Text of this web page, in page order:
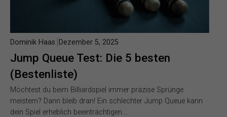
Jump Queue Test: Die 5 besten
(Bestenliste)
Dominik Haas Dezember 5, 2025
Möchtest du beim Billiardspiel immer präzise Sprünge
meistern? Dann bleib dran! Ein schlechter Jump Queue kann
dein Spiel erheblich beeinträchtigen….